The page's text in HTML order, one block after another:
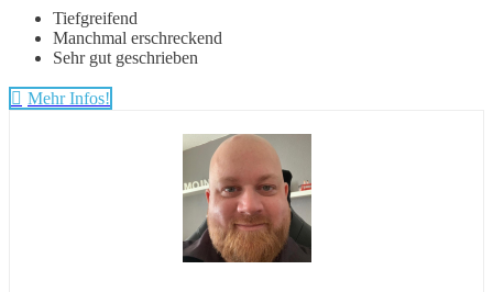
Tiefgreifend
Manchmal erschreckend
Sehr gut geschrieben
Mehr Infos!